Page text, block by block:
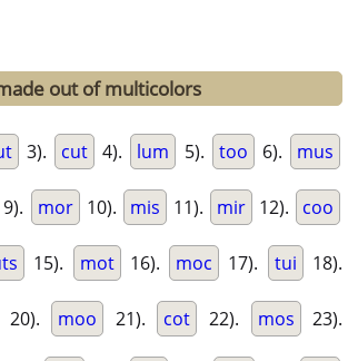
out of multicolors
3). cut 4). lum 5). too 6). mus
9). mor 10). mis 11). mir 12). coo
15). mot 16). moc 17). tui 18).
20). moo 21). cot 22). mos 23).